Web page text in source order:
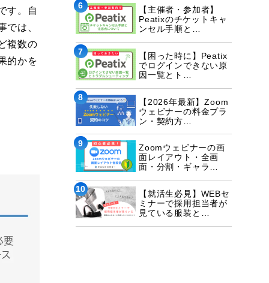
す。自
では、
複数の
的かを
6
【主催者・参加者】
Peatixのチケットキャ
ンセル手順と…
7
【困った時に】Peatix
でログインできない原
因一覧とト…
8
【2026年最新】Zoom
ウェビナーの料金プラ
ン・契約方…
9
Zoomウェビナーの画
面レイアウト・全画
面・分割・ギャラ…
10
【就活生必見】WEBセ
ミナーで採用担当者が
見ている服装と…